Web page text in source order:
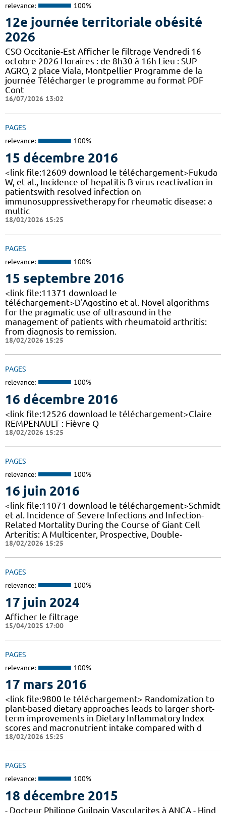
relevance: 100%
12e journée territoriale obésité
2026
CSO Occitanie-Est Afficher le filtrage Vendredi 16
octobre 2026 Horaires : de 8h30 à 16h Lieu : SUP
AGRO, 2 place Viala, Montpellier Programme de la
journée Télécharger le programme au format PDF
Cont
16/07/2026 13:02
PAGES
relevance: 100%
15 décembre 2016
<link file:12609 download le téléchargement>Fukuda
W, et al., Incidence of hepatitis B virus reactivation in
patientswith resolved infection on
immunosuppressivetherapy for rheumatic disease: a
multic
18/02/2026 15:25
PAGES
relevance: 100%
15 septembre 2016
<link file:11371 download le
téléchargement>D'Agostino et al. Novel algorithms
for the pragmatic use of ultrasound in the
management of patients with rheumatoid arthritis:
from diagnosis to remission.
18/02/2026 15:25
PAGES
relevance: 100%
16 décembre 2016
<link file:12526 download le téléchargement>Claire
REMPENAULT : Fièvre Q
18/02/2026 15:25
PAGES
relevance: 100%
16 juin 2016
<link file:11071 download le téléchargement>Schmidt
et al. Incidence of Severe Infections and Infection-
Related Mortality During the Course of Giant Cell
Arteritis: A Multicenter, Prospective, Double-
18/02/2026 15:25
PAGES
relevance: 100%
17 juin 2024
Afficher le filtrage
15/04/2025 17:00
PAGES
relevance: 100%
17 mars 2016
<link file:9800 le téléchargement> Randomization to
plant-based dietary approaches leads to larger short-
term improvements in Dietary Inflammatory Index
scores and macronutrient intake compared with d
18/02/2026 15:25
PAGES
relevance: 100%
18 décembre 2015
- Docteur Philippe Guilpain Vascularites à ANCA - Hind